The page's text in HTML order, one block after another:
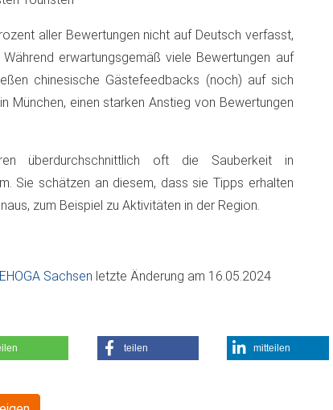
aller Bewertungen nicht auf Deutsch verfasst,
erwartungsgemäß viele Bewertungen auf
chinesische Gästefeedbacks (noch) auf sich
München, einen starken Anstieg von Bewertungen
überdurchschnittlich oft die Sauberkeit in
Sie schätzen an diesem, dass sie Tipps erhalten
zum Beispiel zu Aktivitäten in der Region.
Sachsen letzte Änderung am 16.05.2024
teilen mitteilen